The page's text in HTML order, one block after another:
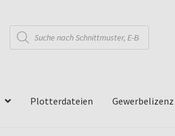
Products
search
Plotterdateien Gewerbelizenz